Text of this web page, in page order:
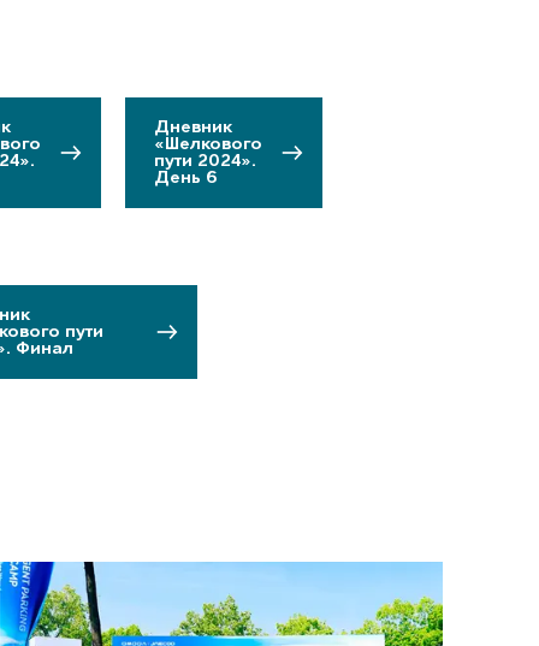
Дневник
«Шелкового
пути 2024».
День 6
пути
Финал